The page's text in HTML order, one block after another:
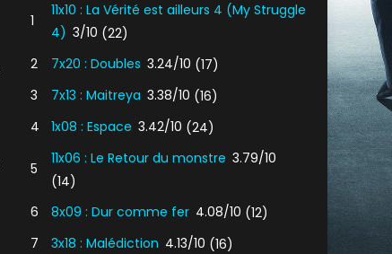
1
11x10 : La Vérité est ailleurs 4 (My Struggle
4) 3/10 (22)
2
7x20 : Doubles 3.24/10 (17)
3
7x13 : Maitreya 3.38/10 (16)
4
1x08 : Espace 3.42/10 (24)
5
11x06 : Le Retour du monstre 3.79/10
(14)
6
8x09 : Dur comme fer 4.08/10 (12)
7
3x18 : Malédiction 4.13/10 (16)